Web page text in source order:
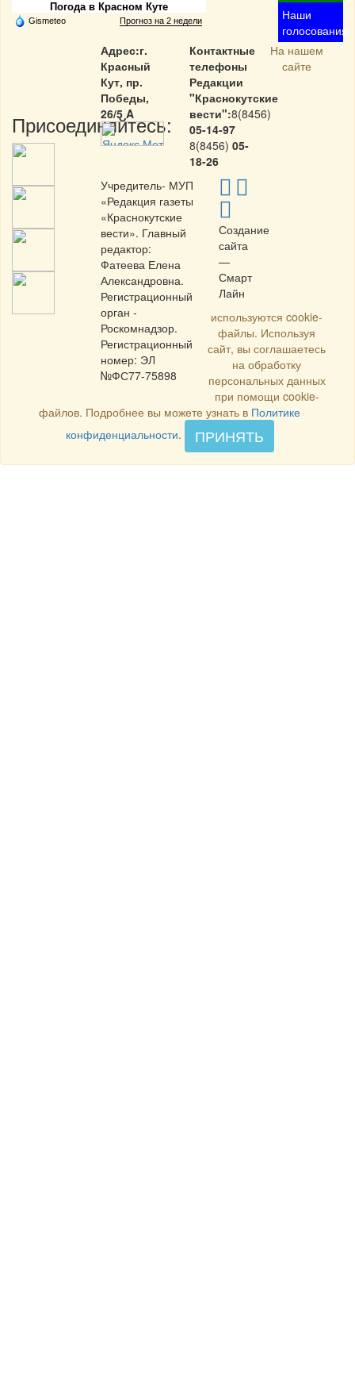
Погода в Красном Куте
Gismeteo Прогноз на 2 недели
Присоединяйтесь:
Наши
голосования
Адрес:г.
Красный
Кут, пр.
Победы,
26/5 A
Контактные
телефоны
Редакции
"Краснокутские
вести":8(8456)
05-14-97
8(8456) 05-
18-26
Учредитель- МУП
«Редакция газеты
«Краснокутские
вести». Главный
редактор:
Фатеева Елена
Александровна.
Регистрационный
орган -
Роскомнадзор.
Регистрационный
номер: ЭЛ
№ФС77-75898
Создание
сайта
—
Смарт
Лайн
На нашем
сайте
используются cookie-
файлы. Используя
сайт, вы соглашаетесь
на обработку
персональных данных
при помощи cookie-
файлов. Подробнее вы можете узнать в Политике
конфиденциальности. ПРИНЯТЬ